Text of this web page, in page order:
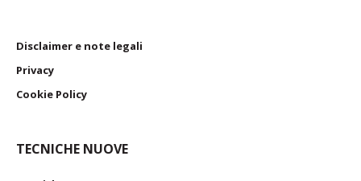
Disclaimer e note legali
Privacy
Cookie Policy
TECNICHE NUOVE